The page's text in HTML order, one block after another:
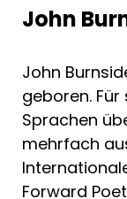
John
John
geboren.
Sprachen
mehrfach
Forward